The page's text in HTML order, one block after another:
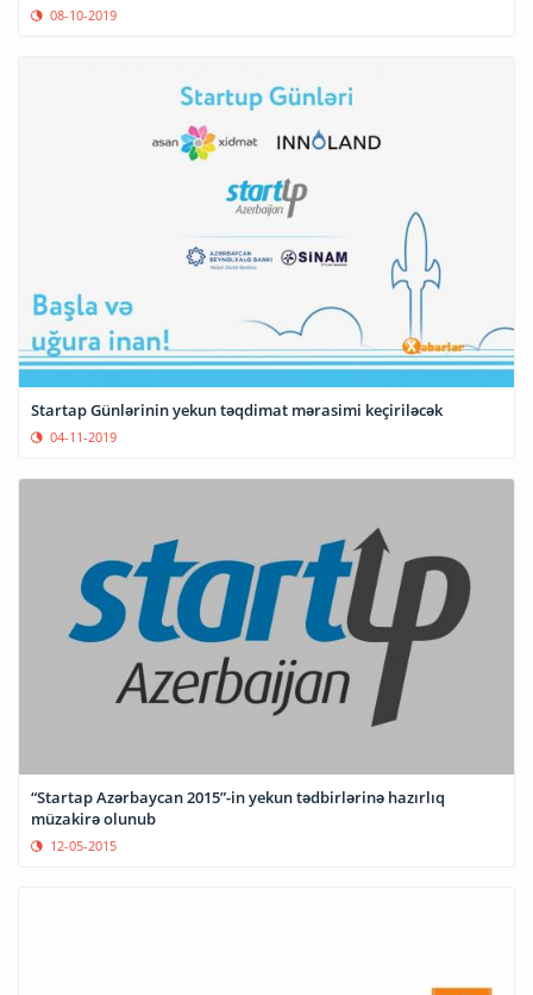
08-10-2019
Startap Günlərinin yekun təqdimat mərasimi keçiriləcək
04-11-2019
“Startap Azərbaycan 2015”-in yekun tədbirlərinə hazırlıq
müzakirə olunub
12-05-2015